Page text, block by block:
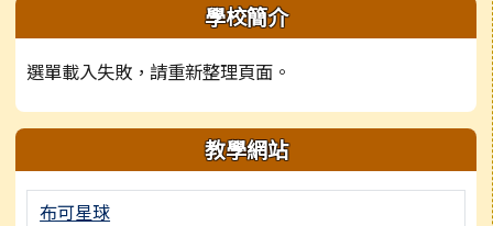
學校簡介
選單載入失敗，請重新整理頁面。
教學網站
布可星球